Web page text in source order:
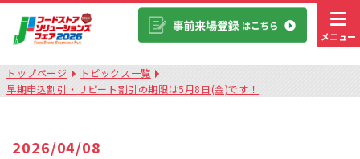
トップページ
トピックス一覧
早期申込割引・リピート割引の期限は5月8日(金)です！
2026/04/08
メニュー